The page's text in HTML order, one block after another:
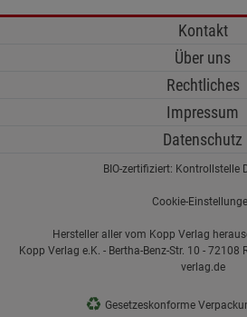
Kontakt
Über uns
Rechtliches
Impressum
Datenschutz
BIO-zertifiziert: Kontrollstelle
Cookie-
Hersteller aller vom Kopp Verlag
Kopp Verlag e.K. - Bertha-Benz-Str. 10 -
verlag.de
♻ Gesetzeskonforme